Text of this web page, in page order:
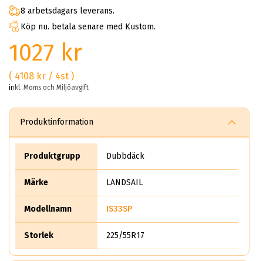
8 arbetsdagars leverans.
Köp nu. betala senare med Kustom.
1027 kr
( 4108 kr / 4st )
inkl. Moms och Miljöavgift
Produktinformation
Produktgrupp Dubbdäck
Märke LANDSAIL
Modellnamn IS33SP
Storlek 225/55R17